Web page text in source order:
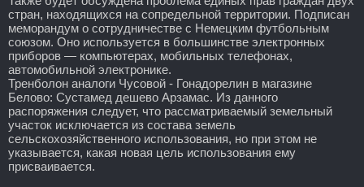
стран, находящихся на сопредельной территории. Подписан
меморандум о сотрудничестве с Немецким футбольным
союзом. Оно используется в большинстве электронных
приборов — компьютерах, мобильных телефонах,
автомобильной электронике.
Тренболон аналоги Чусовой - Гонадорелин в магазине
Белово: Сустамед дешево Арзамас. Из данного
распоряжения следует, что рассматриваемый земельный
участок исключается из состава земель
сельскохозяйственного использования, но при этом не
указывается, какая новая цель использования ему
присваивается.